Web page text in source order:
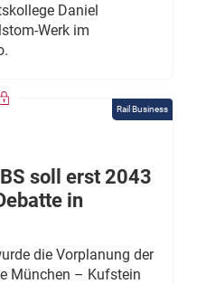
Daniel
Werk im
Rail Business
soll erst 2043
in
die Vorplanung der
München – Kufstein